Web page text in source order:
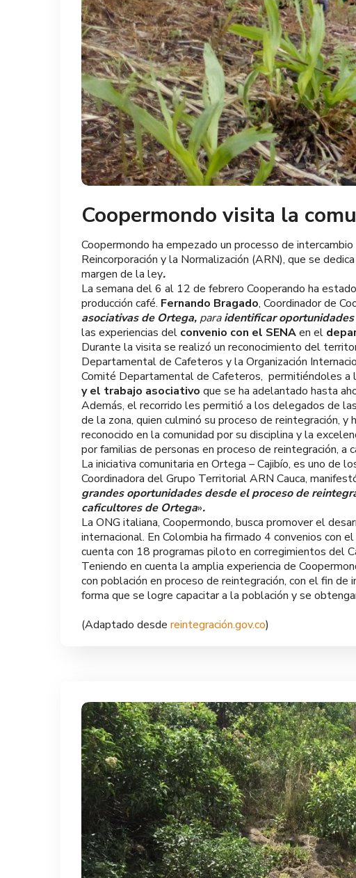
Coopermondo visita la
Coopermondo ha empezado un processo de
Reincorporación y la Normalización (ARN), que se
margen de la ley.
La semana del 6 al 12 de febrero Cooperando ha
producción café. Fernando Bragado, Coordinador de
asociativas de Ortega, paraidentificar
las experiencias del convenio con el SENAen el
Durante la visita se realizó un reconocimiento del
Departamental de Cafeteros y la Organización
Comité Departamental de Cafeteros, permitiéndoles a
y el trabajo asociativo que se ha adelantado hasta
Además, el recorrido les permitió a los delegados de
de la zona, quien culminó su proceso de reintegración,
reconocido en la comunidad por su disciplina y la
por familias de personas en proceso de reintegración,
La iniciativa comunitaria en Ortega – Cajibío, es uno de
Coordinadora del Grupo Territorial ARN Cauca,
grandes oportunidades desde el proceso de
caficultores de Ortega».
La ONG italiana, Coopermondo, busca promover el
internacional. En Colombia ha firmado 4 convenios con
cuenta con 18 programas piloto en corregimientos del
Teniendo en cuenta la amplia experiencia de
con población en proceso de reintegración, con el fin
forma que se logre capacitar a la población y se
(Adaptado desde reintegración.gov.co)